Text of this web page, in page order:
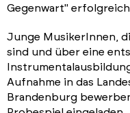
Gegenwart"
Junge MusikerInnen,
sind und über eine
Aufnahme in das
Brandenburg